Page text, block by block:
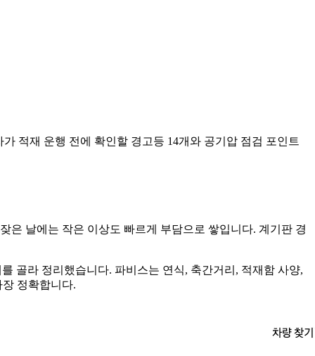
적재 운행 전에 확인할 경고등 14개와 공기압 점검 포인트
은 날에는 작은 이상도 빠르게 부담으로 쌓입니다. 계기판 경
골라 정리했습니다. 파비스는 연식, 축간거리, 적재함 사양,
정확합니다.